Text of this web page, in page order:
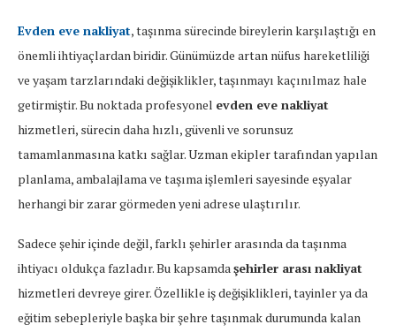
Evden eve nakliyat, taşınma sürecinde bireylerin karşılaştığı en
önemli ihtiyaçlardan biridir. Günümüzde artan nüfus hareketliliği
ve yaşam tarzlarındaki değişiklikler, taşınmayı kaçınılmaz hale
getirmiştir. Bu noktada profesyonel evden eve nakliyat
hizmetleri, sürecin daha hızlı, güvenli ve sorunsuz
tamamlanmasına katkı sağlar. Uzman ekipler tarafından yapılan
planlama, ambalajlama ve taşıma işlemleri sayesinde eşyalar
herhangi bir zarar görmeden yeni adrese ulaştırılır.
Sadece şehir içinde değil, farklı şehirler arasında da taşınma
ihtiyacı oldukça fazladır. Bu kapsamdaşehirler arası nakliyat
hizmetleri devreye girer. Özellikle iş değişiklikleri, tayinler ya da
eğitim sebepleriyle başka bir şehre taşınmak durumunda kalan